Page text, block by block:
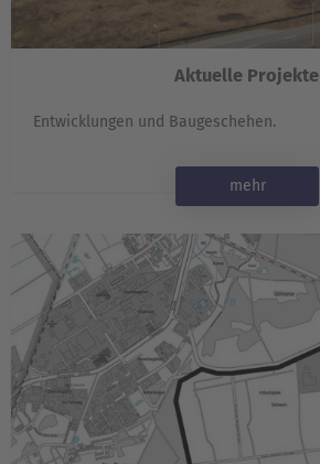
Aktuelle Projekte
Entwicklungen und Baugeschehen.
mehr